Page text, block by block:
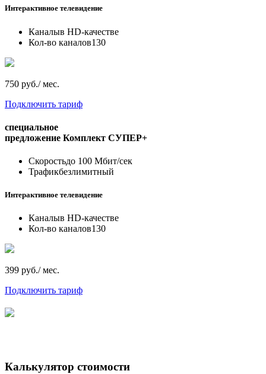
Интерактивное телевидение
Каналыв HD-качестве
Кол-во каналов130
750 руб./ мес.
Подключить тариф
специальное
предложение Комплект СУПЕР+
Скоростьдо 100 Мбит/сек
Трафикбезлимитный
Интерактивное телевидение
Каналыв HD-качестве
Кол-во каналов130
399 руб./ мес.
Подключить тариф
Калькулятор стоимости